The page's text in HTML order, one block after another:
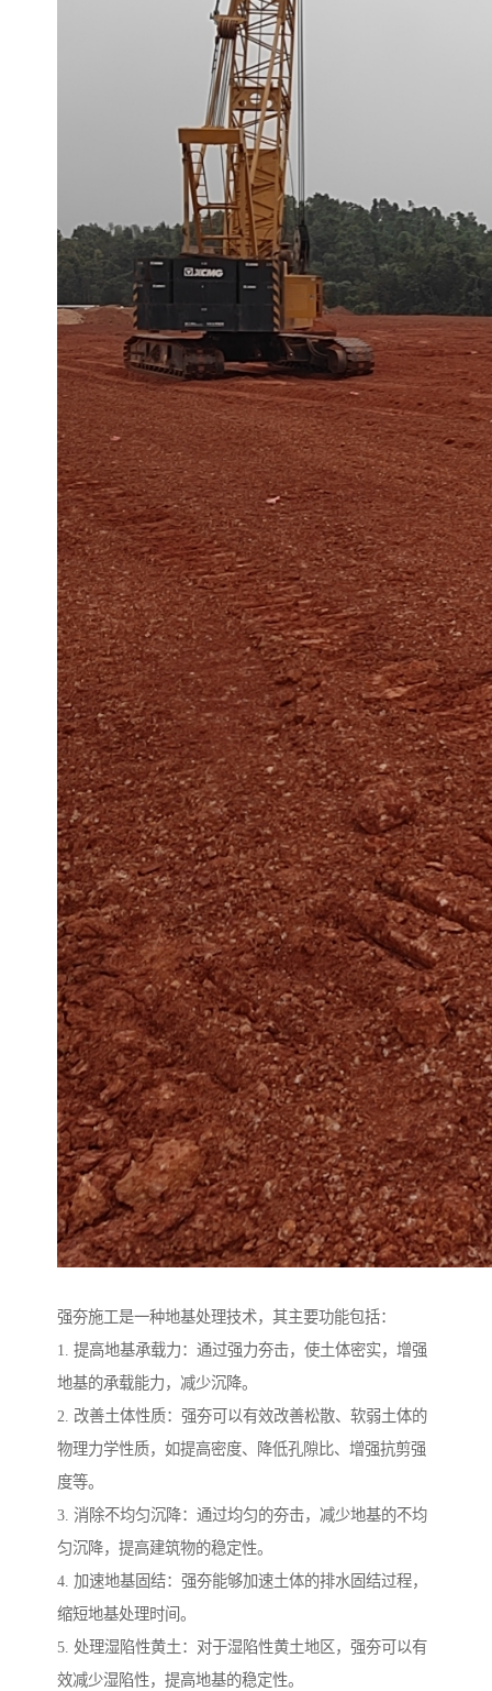
强夯施工是一种地基处理技术，其主要功能包括：
1. 提高地基承载力：通过强力夯击，使土体密实，增强
地基的承载能力，减少沉降。
2. 改善土体性质：强夯可以有效改善松散、软弱土体的
物理力学性质，如提高密度、降低孔隙比、增强抗剪强
度等。
3. 消除不均匀沉降：通过均匀的夯击，减少地基的不均
匀沉降，提高建筑物的稳定性。
4. 加速地基固结：强夯能够加速土体的排水固结过程，
缩短地基处理时间。
5. 处理湿陷性黄土：对于湿陷性黄土地区，强夯可以有
效减少湿陷性，提高地基的稳定性。